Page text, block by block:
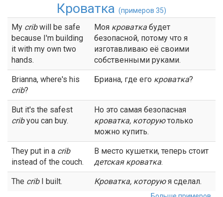
Кроватка (примеров 35)
My cribwill be safe
because I'm building
it with my own two
hands.
Моя кроватка будет
безопасной, потому что я
изготавливаю её своими
собственными руками.
Brianna, where's his
crib?
Бриана, где его кроватка?
But it's the safest
cribyou can buy.
Но это самая безопасная
кроватка, которуютолько
можно купить.
They put in a crib
instead of the couch.
В место кушетки, теперь стоит
детская кроватка.
The cribI built. Кроватка, которуюя сделал.